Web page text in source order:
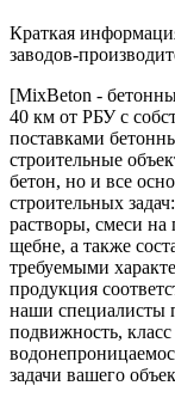
Краткая
заводов-
[MixBeton -
40 км от РБУ с
поставками
строительные
бетон, но и все
строительных
растворы, смеси на
щебне, а также
требуемыми
продукция
наши специалисты
подвижность,
задачи вашего